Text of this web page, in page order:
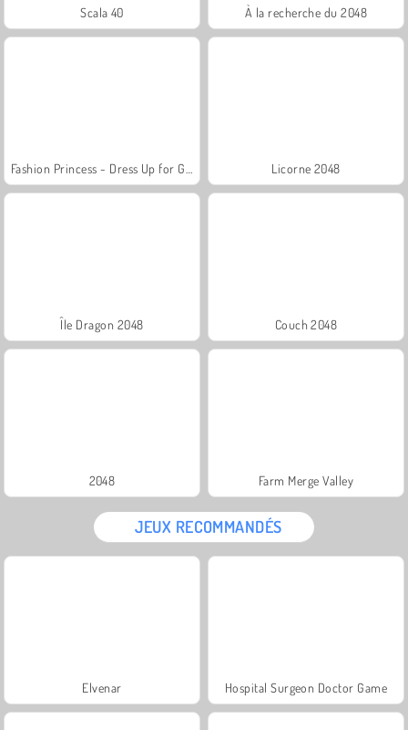
Scala 40 À la recherche du 2048
Licorne 2048
Île Dragon 2048 Couch 2048
2048 Farm Merge Valley
JEUX RECOMMANDÉS
Elvenar Hospital Surgeon Doctor Game